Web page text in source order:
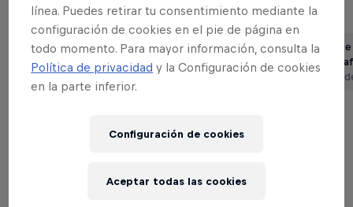
global
Moscú, Rusia
Noize MC vs. G.D.R.
Beef vs. C-mon & Kypski
Más información sobre Red Bull SoundClash
Los mejores momentos de
Red Bull SoundClash con …
4 minutos de lectura
Todo lo
sobre
4 minutos
línea. Puedes retirar tu consentimiento mediante la
configuración de cookies en el pie de página en
todo momento. Para mayor información, consulta la
Política de privacidad y la Configuración de cookies
en la parte inferior.
Configuración de cookies
Aceptar todas las cookies